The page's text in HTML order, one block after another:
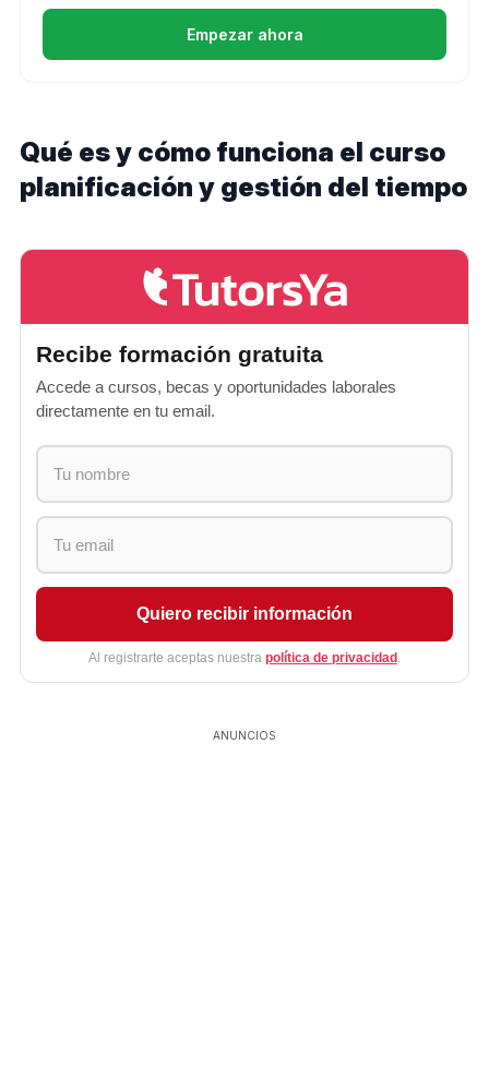
Empezar ahora
Qué es y cómo funciona el curso
planificación y gestión del tiempo
Recibe formación gratuita
Accede a cursos, becas y oportunidades laborales
directamente en tu email.
Quiero recibir información
Al registrarte aceptas nuestra política de privacidad .
ANUNCIOS